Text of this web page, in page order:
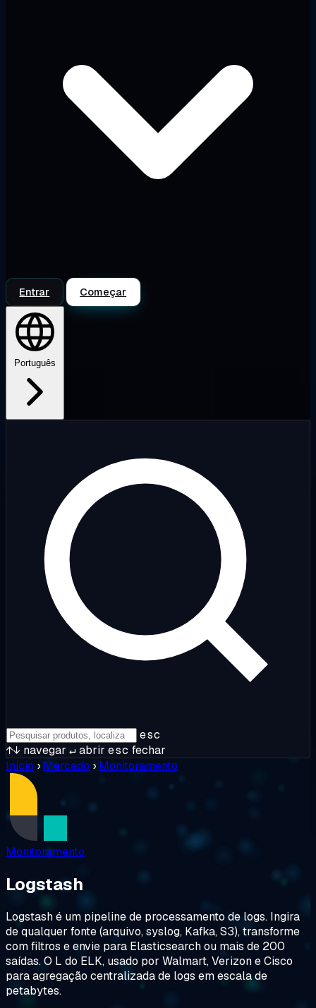
Entrar Começar
Português
esc
↑↓ navegar ↵abrir esc fechar
Início › Mercado › Monitoramento
Monitoramento
Logstash
Logstash é um pipeline de processamento de logs. Ingira
de qualquer fonte (arquivo, syslog, Kafka, S3), transforme
com filtros e envie para Elasticsearch ou mais de 200
saídas. O L do ELK, usado por Walmart, Verizon e Cisco
para agregação centralizada de logs em escala de
petabytes.